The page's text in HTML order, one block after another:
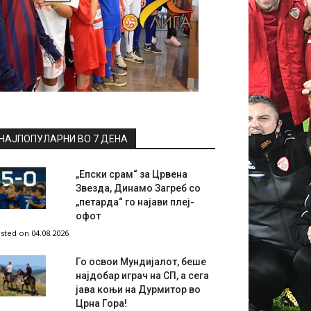
ВО 7 ДЕНА
„Епски срам“ за Црвена
Звезда, Динамо Загреб со
„петарда“ го најави плеј-
офот
on 04.08.2026
Го освои Мундијалот, беше
најдобар играч на СП, а сега
јава коњи на Дурмитор во
Црна Гора!